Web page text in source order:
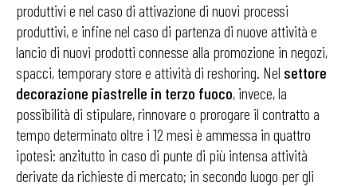
produttivi e nel caso di attivazione di nuovi processi
produttivi, e infine nel caso di partenza di nuove attività e
lancio di nuovi prodotti connesse alla promozione in negozi,
spacci, temporary store e attività di reshoring. Nel settore
decorazione piastrelle in terzo fuoco, invece, la
possibilità di stipulare, rinnovare o prorogare il contratto a
tempo determinato oltre i 12 mesi è ammessa in quattro
ipotesi: anzitutto in caso di punte di più intensa attività
derivate da richieste di mercato; in secondo luogo per gli